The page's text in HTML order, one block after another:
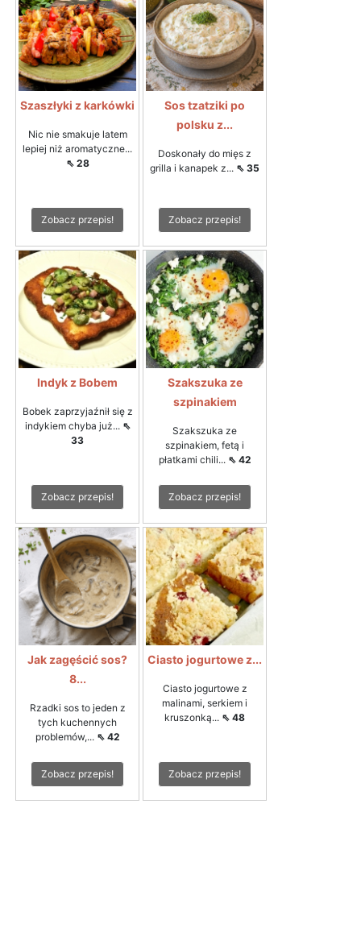
Szaszłyki z karkówki
Nic nie smakuje latem
lepiej niż aromatyczne...
⇖ 28
Zobacz przepis!
Sos tzatziki po
polsku z...
Doskonały do mięs z
grilla i kanapek z... ⇖ 35
Zobacz przepis!
Indyk z Bobem
Bobek zaprzyjaźnił się z
indykiem chyba już... ⇖
33
Zobacz przepis!
Szakszuka ze
szpinakiem
Szakszuka ze
szpinakiem, fetą i
płatkami chili... ⇖ 42
Zobacz przepis!
Jak zagęścić sos?
8...
Rzadki sos to jeden z
tych kuchennych
problemów,... ⇖ 42
Zobacz przepis!
Ciasto jogurtowe z...
Ciasto jogurtowe z
malinami, serkiem i
kruszonką... ⇖ 48
Zobacz przepis!